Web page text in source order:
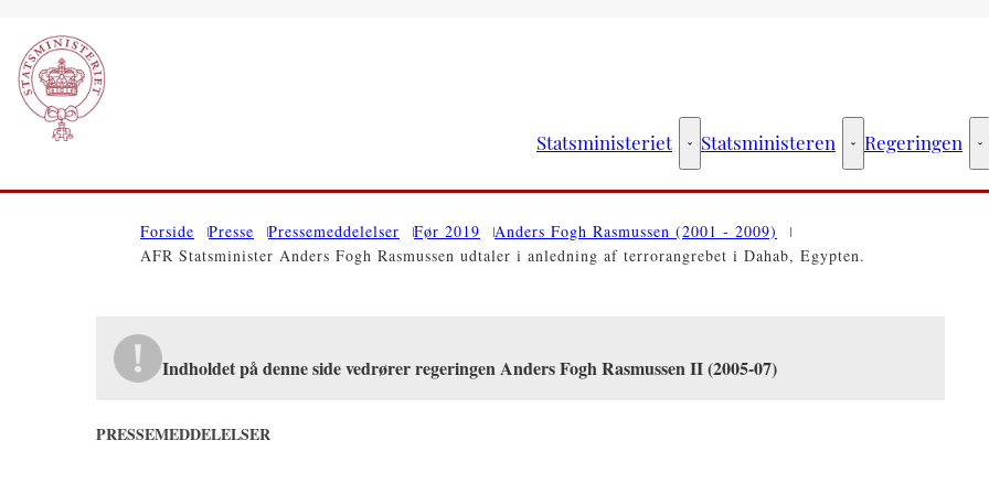
Statsministeriet Statsministeriet - Flere links
Statsministeren Statsministeren -
Regeringen
Forside Presse Pressemeddelelser Før 2019
Anders Fogh Rasmussen (2001 - 2009)
AFR Statsminister Anders Fogh Rasmussen udtaler i anledning af terrorangrebet i Dahab, Egypten.
Indholdet på denne side vedrører regeringen Anders Fogh Rasmussen II (2005-07)
PRESSEMEDDELELSER